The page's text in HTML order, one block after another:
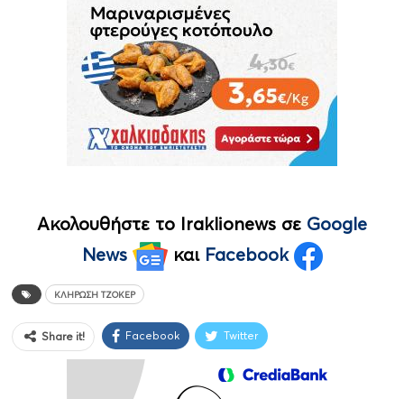
Ακολουθήστε το Iraklionews σε Google
News
και Facebook
ΚΛΉΡΩΣΗ ΤΖΌΚΕΡ
Share it! Facebook Twitter